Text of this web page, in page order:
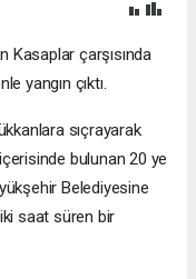
Kasaplar çarşısında
yangın çıktı.
sıçrayarak
bulunan 20 ye
Belediyesine
saat süren bir